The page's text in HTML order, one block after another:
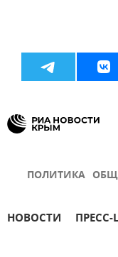
ПОЛИТИКА
НОВОСТИ ПРЕСС-